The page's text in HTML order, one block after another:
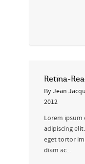
Retina-
ByJean
2012
Lorem
adipiscing
eget tortor
diam ac...